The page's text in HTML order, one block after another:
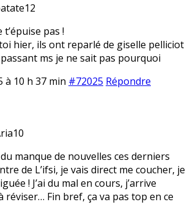
pas !
toi hier, ils ont reparlé de giselle pelliciot
passant ms je ne sait pas pourquoi
à 10 h 37 min #72025 Répondre
manque de nouvelles ces derniers
de L’ifsi, je vais direct me coucher, je
! J’ai du mal en cours, j’arrive
réviser… Fin bref, ça va pas top en ce